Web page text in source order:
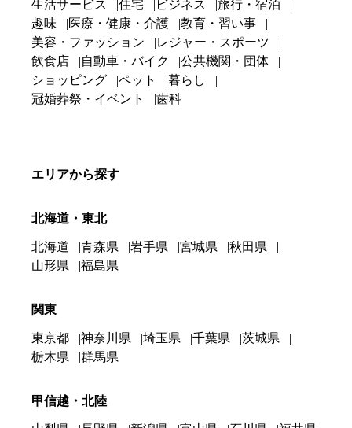
生活サービス 住宅 ビジネス
旅行・宿泊
趣味
医療・健康・介護
教育・習い事
美容・ファッション
レジャー・スポーツ
飲食店
自動車・バイク
公共機関・団体
ショッピング
ペット
暮らし
冠婚葬祭・イベント
歯科
エリアから探す
北海道・東北
北海道 青森県 岩手県 宮城県
秋田県
山形県
福島県
関東
東京都 神奈川県 埼玉県 千葉県
茨城県
栃木県
群馬県
甲信越・北陸